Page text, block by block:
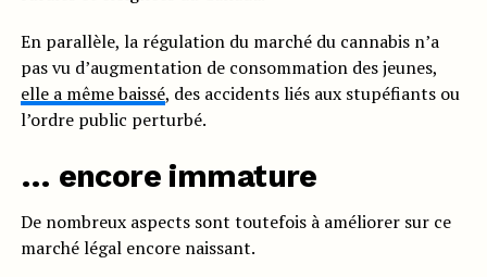
En parallèle, la régulation du marché du cannabis n’a
pas vu d’augmentation de consommation des jeunes,
elle a même baissé, des accidents liés aux stupéfiants ou
l’ordre public perturbé.
… encore immature
De nombreux aspects sont toutefois à améliorer sur ce
marché légal encore naissant.